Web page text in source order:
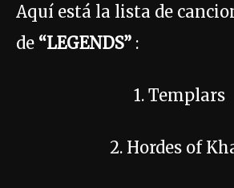
Aquí está la lista de
de “LEGENDS” :
1. Templars
2. Hordes of